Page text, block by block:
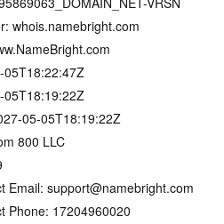
whois.namebright.com
www.NameBright.com
05T18:22:47Z
05T18:19:22Z
2027-05-05T18:19:22Z
800 LLC
Email: support@namebright.com
Phone: 17204960020